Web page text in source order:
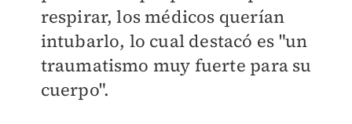
respirar, los médicos querían
intubarlo, lo cual destacó es "un
traumatismo muy fuerte para su
cuerpo".